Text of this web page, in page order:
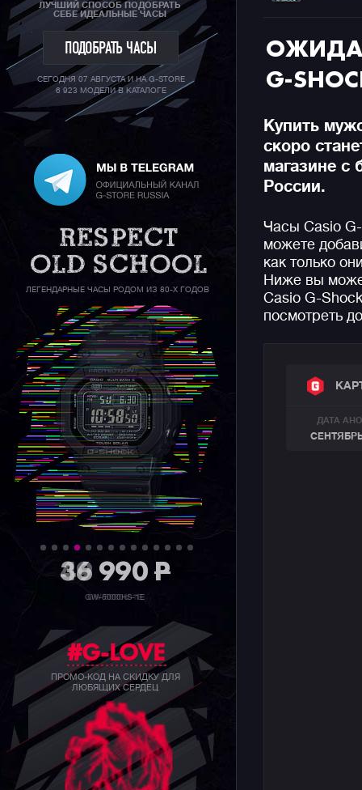
ЛУЧШИЙ СПОСОБ ПОДОБРАТЬ
СЕБЕ ИДЕАЛЬНЫЕ ЧАСЫ
ПОДОБРАТЬ ЧАСЫ
СЕГОДНЯ 07 АВГУСТА И НА G-STORE
6 923 МОДЕЛИ В КАТАЛОГЕ
ЛЕГЕНДАРНЫЕ ЧАСЫ РОДОМ ИЗ 80-Х ГОДОВ
36 990P
GW-5000HS-1E
#G-LOVE
ПРОМО-КОД НА СКИДКУ ДЛЯ
ЛЮБЯЩИХ СЕРДЕЦ
G-
Купить
скоро
магазине с
России.
Часы Casio
можете
как только
Ниже вы
Casio G-
посмотреть
ДАТА